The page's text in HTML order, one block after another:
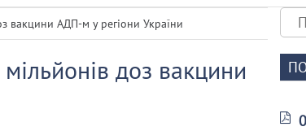
вакцини АДП-м у регіони України
доз вакцини